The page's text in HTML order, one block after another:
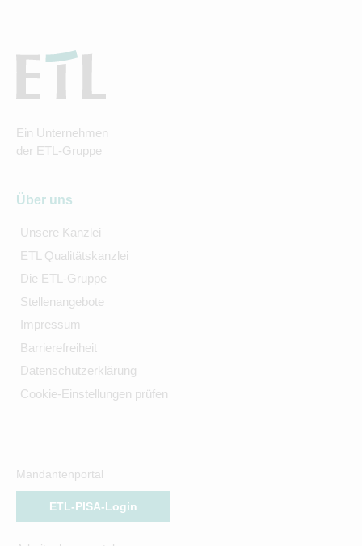
Ein Unternehmen
der ETL-Gruppe
Über uns
Unsere Kanzlei
ETL Qualitätskanzlei
Die ETL-Gruppe
Stellenangebote
Impressum
Barrierefreiheit
Datenschutzerklärung
Cookie-Einstellungen prüfen
Mandantenportal
ETL-PISA-Login